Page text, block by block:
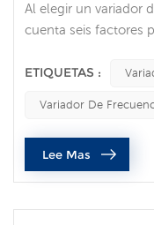
Al elegir un variador
cuenta seis factores
plena carga la
verifique la placa de
conocer el requisito
ETIQUETAS :
Variador De
Lee Mas